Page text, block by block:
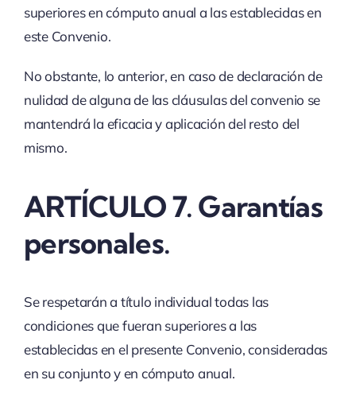
superiores en cómputo anual a las establecidas en
este Convenio.
No obstante, lo anterior, en caso de declaración de
nulidad de alguna de las cláusulas del convenio se
mantendrá la eficacia y aplicación del resto del
mismo.
ARTÍCULO 7. Garantías
personales.
Se respetarán a título individual todas las
condiciones que fueran superiores a las
establecidas en el presente Convenio, consideradas
en su conjunto y en cómputo anual.